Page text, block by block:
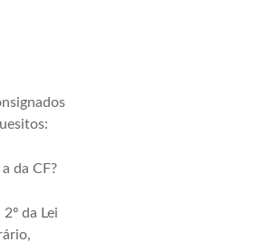
da CF?
da Lei